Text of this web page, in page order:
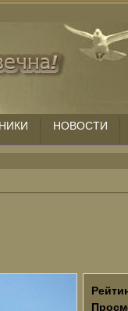
НОВОСТИ